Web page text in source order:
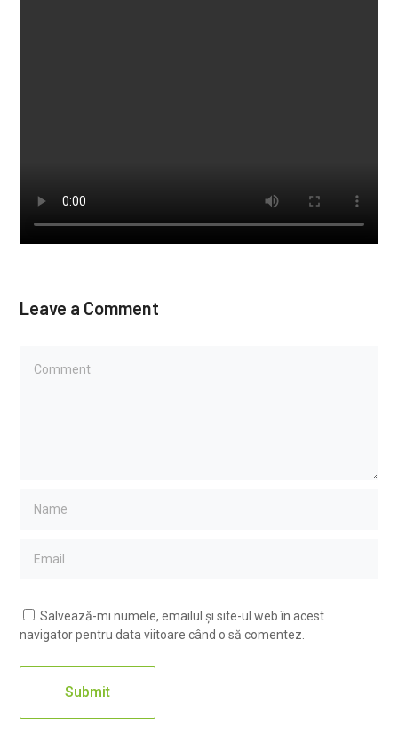
Leave a Comment
Salvează-mi numele, emailul și site-ul web în acest
navigator pentru data viitoare când o să comentez.